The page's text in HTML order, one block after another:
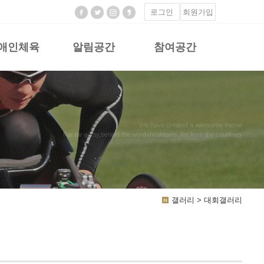
로그인 회원가입
인체육 알림공간 참여공간
We have created a awesome theme
Far far away,behind the word mountains, far from the countries
갤러리 > 대회갤러리